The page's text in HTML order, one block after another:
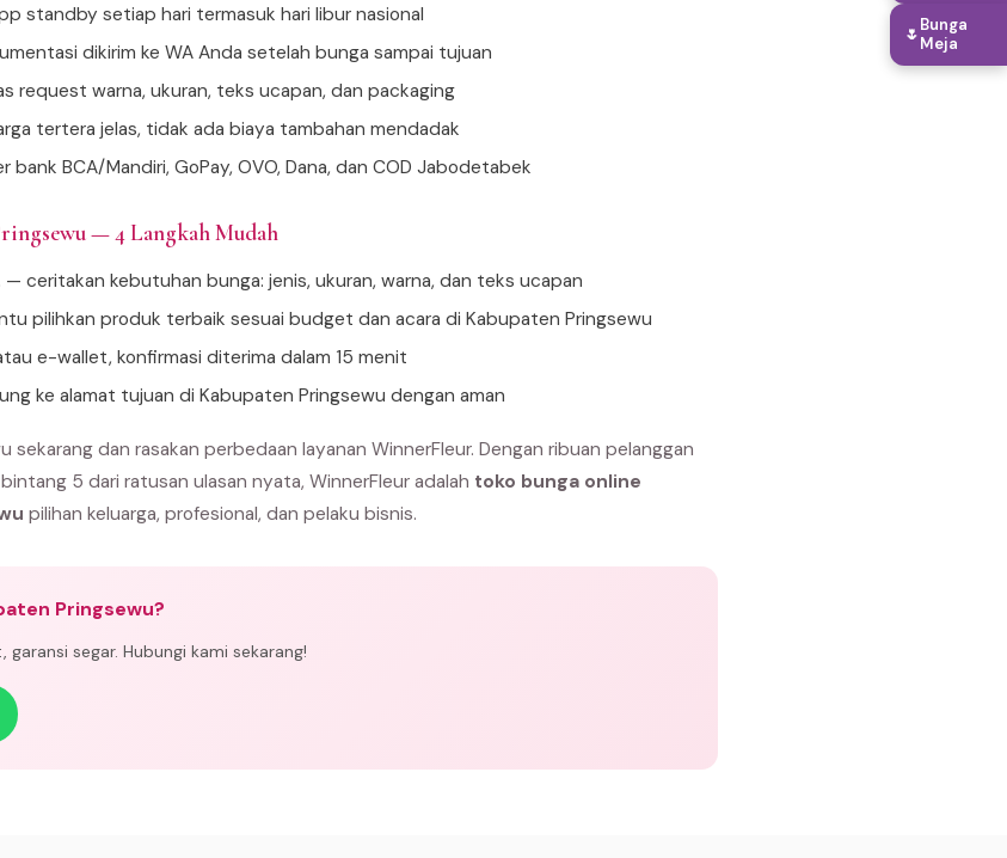
standby setiap hari termasuk hari libur nasional
dikirim ke WA Anda setelah bunga sampai tujuan
request warna, ukuran, teks ucapan, dan packaging
tertera jelas, tidak ada biaya tambahan mendadak
bank BCA/Mandiri, GoPay, OVO, Dana, dan COD Jabodetabek
— 4 Langkah Mudah
— ceritakan kebutuhan bunga: jenis, ukuran, warna, dan teks ucapan
pilihkan produk terbaik sesuai budget dan acara di Kabupaten Pringsewu
e-wallet, konfirmasi diterima dalam 15 menit
ke alamat tujuan di Kabupaten Pringsewu dengan aman
sekarang dan rasakan perbedaan layanan WinnerFleur. Dengan ribuan pelanggan
5 dari ratusan ulasan nyata, WinnerFleur adalah toko bunga online
pilihan keluarga, profesional, dan pelaku bisnis.
Pringsewu?
segar. Hubungi kami sekarang!
🌷Bunga
Meja